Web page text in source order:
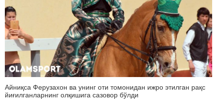
Айниқса Ферузахон ва унинг оти томонидан ижро этилган рақс
йиғилганларнинг олқишига сазовор бўлди